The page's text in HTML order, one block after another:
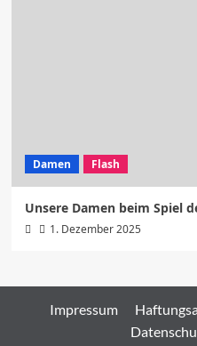
Damen Flash
Unsere Damen beim Spiel
1. Dezember 2025
Impressum